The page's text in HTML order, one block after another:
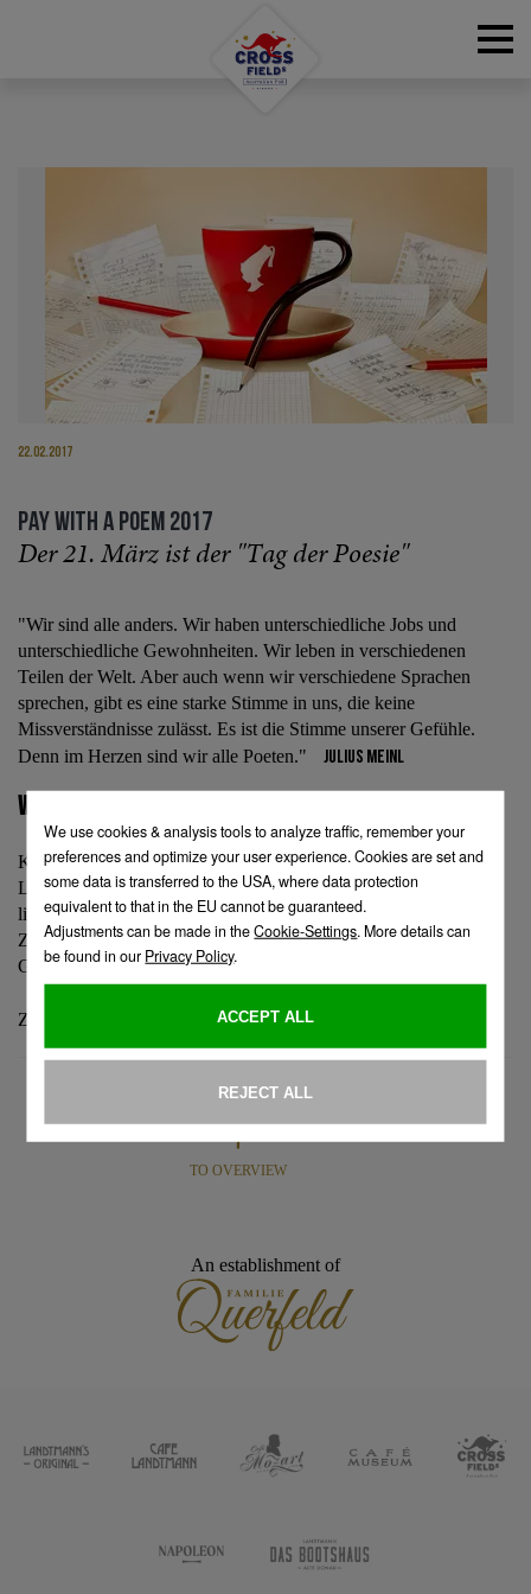
22.02.2017
PAY WITH A POEM 2017
Der 21. März ist der "Tag der Poesie"
"Wir sind alle anders. Wir haben unterschiedliche Jobs und
unterschiedliche Gewohnheiten. Wir leben in verschiedenen
Teilen der Welt. Aber auch wenn wir verschiedene Sprachen
sprechen, gibt es eine starke Stimme in uns, die keine
Missverständnisse zulässt. Es ist die Stimme unserer Gefühle.
Denn im Herzen sind wir alle Poeten."
Julius Meinl
WIE FUNKTIONIERT DAS?
Kommen Sie am 21. März ins Café Museum oder ins Café
Landtmann und schreiben Sie ein Gedicht. Karten und Stifte
liegen auf den Tischen auf. Weisen Sie Ihren Ober bitte vor dem
Zahlen darauf hin, dass Sie ihren Kaffee oder Tee mit einem
Gedicht bezahlen möchten.
Zum Video von Pay with a Poem 2017
TO OVERVIEW
An establishment of